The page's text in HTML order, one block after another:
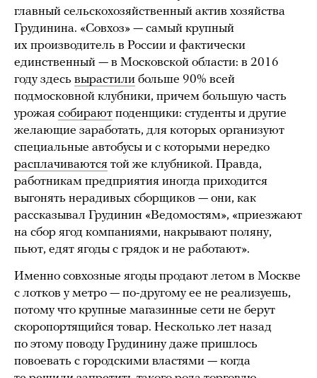
главный сельскохозяйственный актив хозяйства
Грудинина. «Совхоз» — самый крупный
их производитель в России и фактически
единственный — в Московской области: в 2016
году здесь вырастили больше 90% всей
подмосковной клубники, причем большую часть
урожая собирают поденщики: студенты и другие
желающие заработать, для которых организуют
специальные автобусы и с которыми нередко
расплачиваются той же клубникой. Правда,
работникам предприятия иногда приходится
выгонять нерадивых сборщиков — они, как
рассказывал Грудинин «Ведомостям», «приезжают
на сбор ягод компаниями, накрывают поляну,
пьют, едят ягоды с грядок и не работают».
Именно совхозные ягоды продают летом в Москве
с лотков у метро — по-другому ее не реализуешь,
потому что крупные магазинные сети не берут
скоропортящийся товар. Несколько лет назад
по этому поводу Грудинину даже пришлось
повоевать с городскими властями — когда